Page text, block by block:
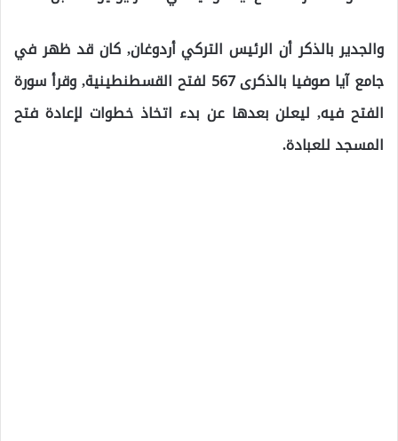
والجدير بالذكر أن الرئيس التركي أردوغان, كان قد ظهر في
جامع آيا صوفيا بالذكرى 567 لفتح القسطنطينية, وقرأ سورة
الفتح فيه, ليعلن بعدها عن بدء اتخاذ خطوات لإعادة فتح
المسجد للعبادة.